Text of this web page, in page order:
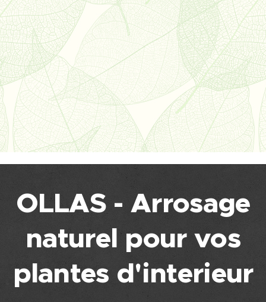
OLLAS - Arrosage
naturel pour vos
plantes d'interieur